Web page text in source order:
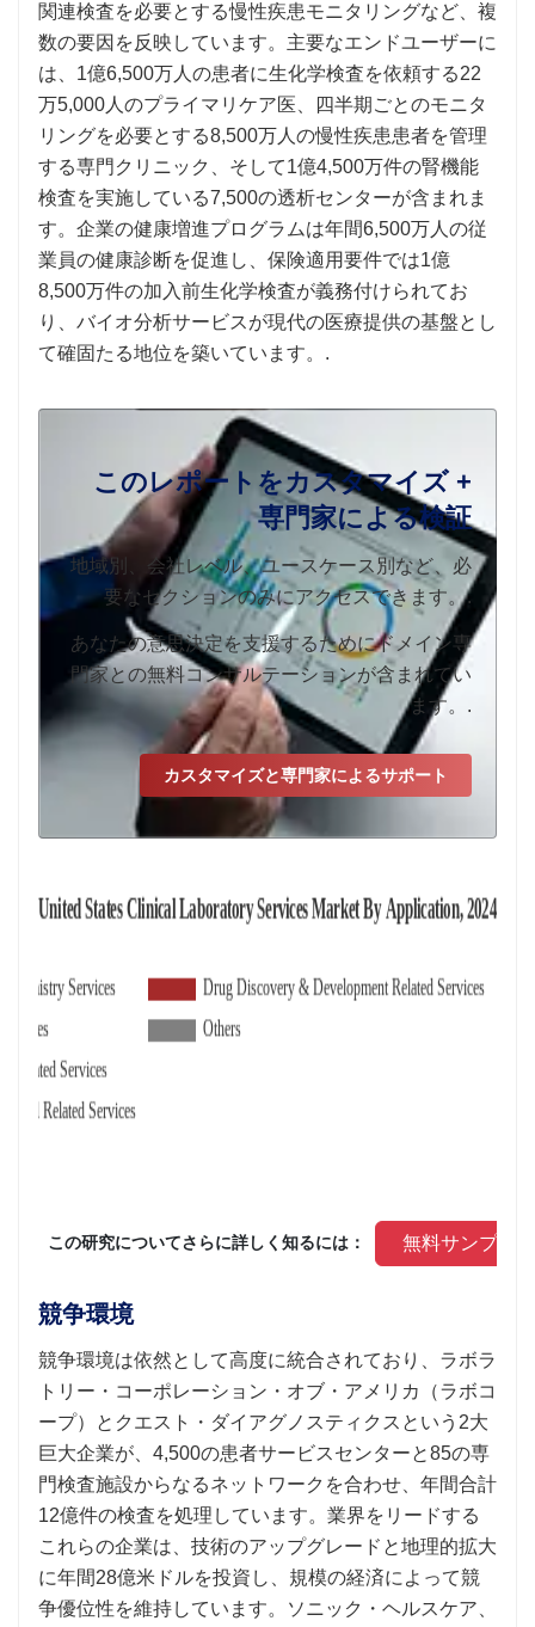
関連検査を必要とする慢性疾患モニタリングなど、複
数の要因を反映しています。主要なエンドユーザーに
は、1億6,500万人の患者に生化学検査を依頼する22
万5,000人のプライマリケア医、四半期ごとのモニタ
リングを必要とする8,500万人の慢性疾患患者を管理
する専門クリニック、そして1億4,500万件の腎機能
検査を実施している7,500の透析センターが含まれま
す。企業の健康増進プログラムは年間6,500万人の従
業員の健康診断を促進し、保険適用要件では1億
8,500万件の加入前生化学検査が義務付けられてお
り、バイオ分析サービスが現代の医療提供の基盤とし
て確固たる地位を築いています。.
このレポートをカスタマイズ +
専門家による検証
地域別、会社レベル、ユースケース別など、必
要なセクションのみにアクセスできます。.
あなたの意思決定を支援するためにドメイン専
門家との無料コンサルテーションが含まれてい
ます。.
カスタマイズと専門家によるサポート
この研究についてさらに詳しく知るには： 無料サンプル
競争環境
競争環境は依然として高度に統合されており、ラボラ
トリー・コーポレーション・オブ・アメリカ（ラボコ
ープ）とクエスト・ダイアグノスティクスという2大
巨大企業が、4,500の患者サービスセンターと85の専
門検査施設からなるネットワークを合わせ、年間合計
12億件の検査を処理しています。業界をリードする
これらの企業は、技術のアップグレードと地理的拡大
に年間28億米ドルを投資し、規模の経済によって競
争優位性を維持しています。ソニック・ヘルスケア、